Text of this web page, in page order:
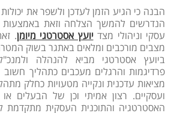
הבנה כי הגיע הזמן לעדכן ולשפר את יכולות
הנדרשים להמשך הצלחה וזאת באמצעות
עסקי וניהולי מצד יועץ אסטרטגי מיומן.
מצבים מורכבים ומלאים באתגר בשוק
ביועץ אסטרטגי מביא להנהלה
פרדיגמות והרגלים מעכבים כתהליך
מציאות עדכנית ונקייה מטעויות כחלק
ועסקיים. רצון אמיתי וכן של הבעלים
האסטרטגיה והתוכנית העסקית מתקדמת